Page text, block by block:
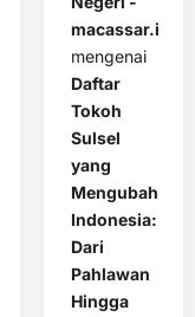
macassar.id
mengenai
Daftar
Tokoh
Sulsel
yang
Mengubah
Indonesia:
Dari
Pahlawan
Hingga